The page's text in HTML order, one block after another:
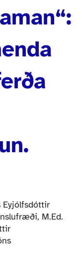
Eyjólfsdóttir
M.Ed.